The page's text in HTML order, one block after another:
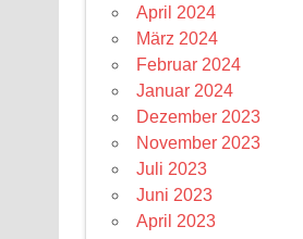
April 2024
März 2024
Februar 2024
Januar 2024
Dezember 2023
November 2023
Juli 2023
Juni 2023
April 2023